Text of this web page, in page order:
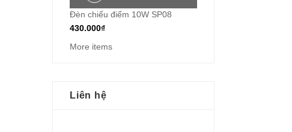
Đèn chiếu điểm 10W SP08
430.000₫
More items
Liên hệ